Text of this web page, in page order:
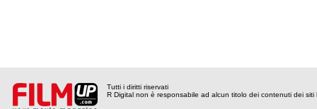
Tutti i diritti riservati
R Digital non è responsabile ad alcun titolo dei contenuti dei siti